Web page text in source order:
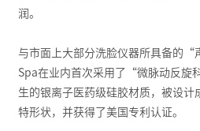
润。
与市面上大部分洗脸仪器所具备的
Spa在业内首次采用了“微脉动反旋
生的银离子医药级硅胶材质，被设计
特形状，并获得了美国专利认证。